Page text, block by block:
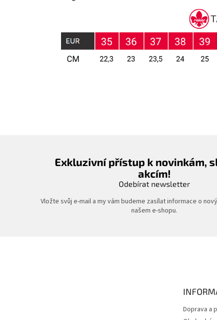
Exkluzivní přístup k novinkám,
akcím!
Odebírat newsletter
Vložte svůj e-mail a my vám budeme zasílat informace o
našem e-shopu.
Doprava a